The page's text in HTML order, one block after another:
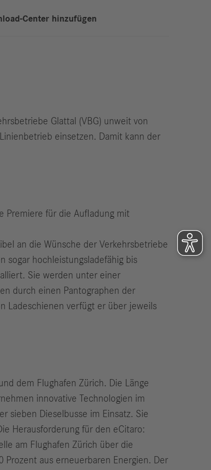
Center hinzufügen
Glattal (VBG) unweit von
einsetzen. Damit kann der
Premiere für die Aufladung mit
an die Wünsche der Verkehrsbetriebe
sogar hoch­leistungsladefähig bis
Sie werden unter einer
durch einen Pantographen der
Ladeschienen verfügt er über jeweils
dem Flughafen Zürich. Die Länge
innovative Technologien im
sieben Dieselbusse im Einsatz. Sie
Herausforderung für den eCitaro:
am Flughafen Zürich über die
aus erneuerbaren Energien. Der